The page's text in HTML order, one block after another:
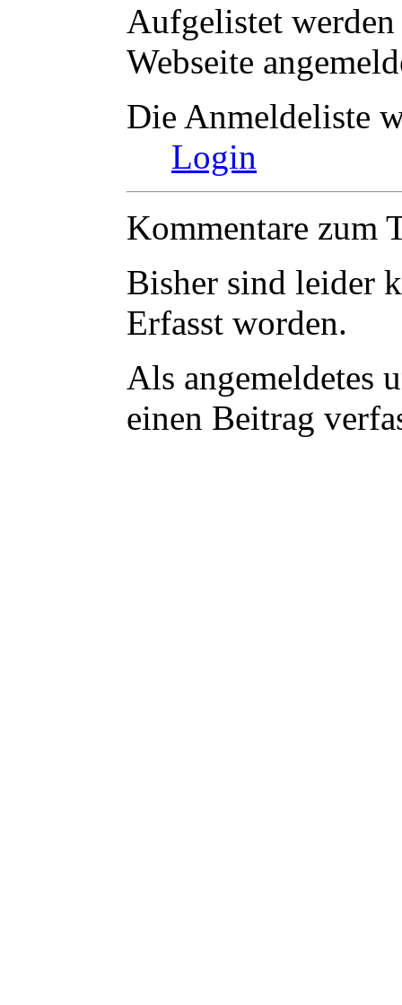
Aufgelistet
Webseite
Die Anmeldeliste
Login
Kommentare zum
Bisher sind leider
Erfasst worden.
Als angemeldetes
einen Beitrag